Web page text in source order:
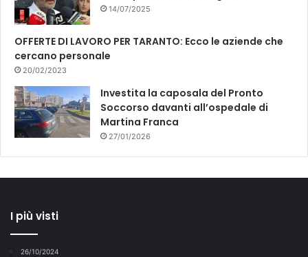
14/07/2025
OFFERTE DI LAVORO PER TARANTO: Ecco le aziende che
cercano personale
20/02/2023
Investita la caposala del Pronto
Soccorso davanti all’ospedale di
Martina Franca
27/01/2026
I più visti
26/10/2024